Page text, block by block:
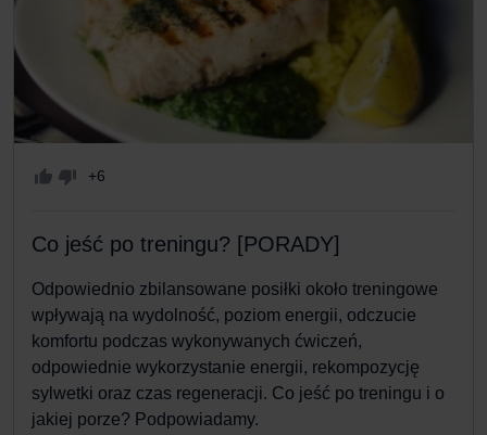
+6
Co jeść po treningu? [PORADY]
Odpowiednio zbilansowane posiłki około treningowe
wpływają na wydolność, poziom energii, odczucie
komfortu podczas wykonywanych ćwiczeń,
odpowiednie wykorzystanie energii, rekompozycję
sylwetki oraz czas regeneracji. Co jeść po treningu i o
jakiej porze? Podpowiadamy.